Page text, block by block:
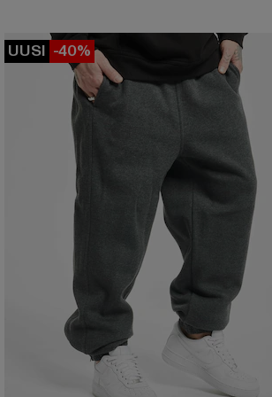
UUSI -40%